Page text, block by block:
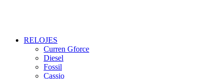
RELOJES
Curren Gforce
Diesel
Fossil
Cassio